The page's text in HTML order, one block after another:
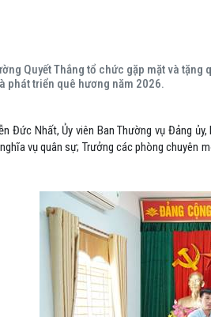
Quyết Thắng tổ chức gặp mặt và
phát triển quê hương năm 2026.
Đức Nhất, Ủy viên Ban Thường vụ Đảng
vụ quân sự; Trưởng các phòng chuyên